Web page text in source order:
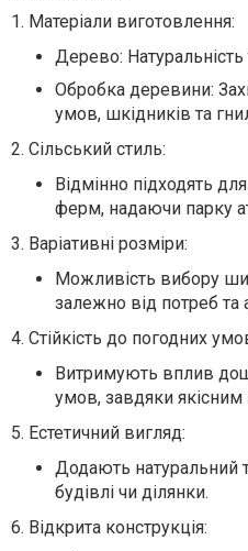
1. Матеріали виготовлення:
Дерево: Натуральність
Обробка деревини:
умов, шкідників та
2. Сільський стиль:
Відмінно підходять
ферм, надаючи парку
3. Варіативні розміри:
Можливість вибору
залежно від потреб та
4. Стійкість до погодних
Витримують вплив
умов, завдяки якісним
5. Естетичний вигляд:
Додають натуральний
будівлі чи ділянки.
6. Відкрита конструкція: